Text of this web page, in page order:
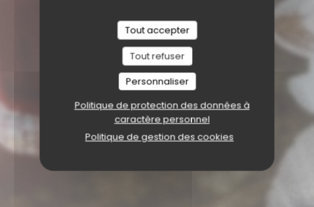
Tout accepter
Tout refuser
Personnaliser
Politique de protection des données à
caractère personnel
Politique de gestion des cookies